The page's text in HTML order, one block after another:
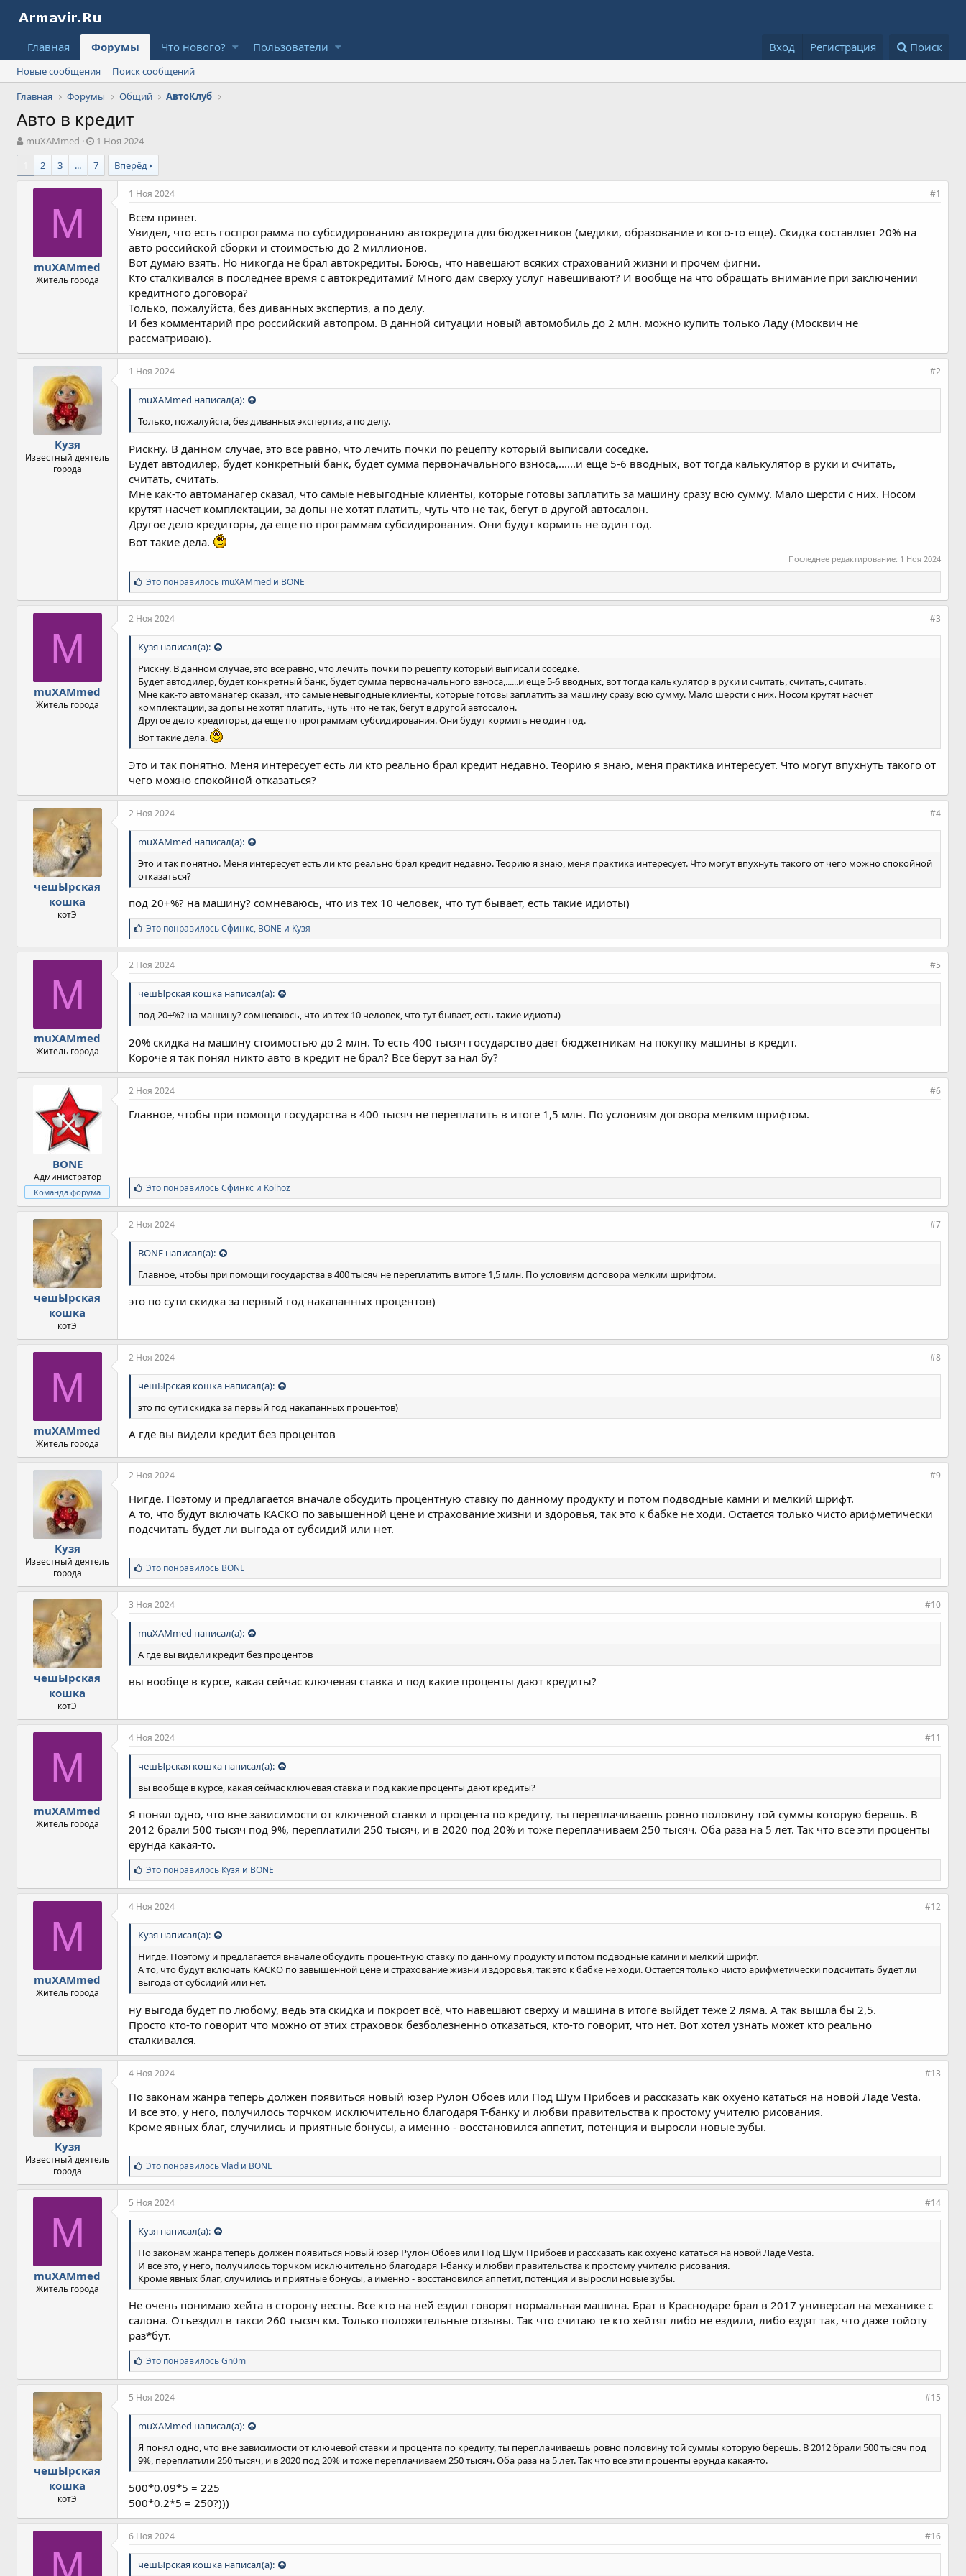
Главная Форумы Что нового? Пользователи Вход Регистрация Поиск
Новые сообщения
Поиск сообщений
Главная
Форумы Общий АвтоКлуб
Авто в кредит
А
в
о
muXAMmed
Д
а
т
а
н
а
1 Ноя 2024
2 3 ... 7 Вперёд
M
muXAMmed
Житель города
1 Ноя 2024 #1
Всем привет.
Увидел, что есть госпрограмма по субсидированию автокредита для бюджетников (медики, образование и кого-то еще). Скидка составляет 20% на
авто российской сборки и стоимостью до 2 миллионов.
Вот думаю взять. Но никогда не брал автокредиты. Боюсь, что навешают всяких страхований жизни и прочем фигни.
Кто сталкивался в последнее время с автокредитами? Много дам сверху услуг навешивают? И вообще на что обращать внимание при заключении
кредитного договора?
Только, пожалуйста, без диванных экспертиз, а по делу.
И без комментарий про российский автопром. В данной ситуации новый автомобиль до 2 млн. можно купить только Ладу (Москвич не
рассматриваю).
Кузя
Известный деятель
города
1 Ноя 2024 #2
muXAMmed написал(а):
Только, пожалуйста, без диванных экспертиз, а по делу.
Рискну. В данном случае, это все равно, что лечить почки по рецепту который выписали соседке.
Будет автодилер, будет конкретный банк, будет сумма первоначального взноса,......и еще 5-6 вводных, вот тогда калькулятор в руки и считать,
считать, считать.
Мне как-то автоманагер сказал, что самые невыгодные клиенты, которые готовы заплатить за машину сразу всю сумму. Мало шерсти с них. Носом
крутят насчет комплектации, за допы не хотят платить, чуть что не так, бегут в другой автосалон.
Другое дело кредиторы, да еще по программам субсидирования. Они будут кормить не один год.
Вот такие дела.
Последнее редактирование: 1 Ноя 2024
С
и
м
п
т
и
:
Это понравилось muXAMmed и BONE
M
muXAMmed
Житель города
2 Ноя 2024 #3
Кузя написал(а):
Рискну. В данном случае, это все равно, что лечить почки по рецепту который выписали соседке.
Будет автодилер, будет конкретный банк, будет сумма первоначального взноса,......и еще 5-6 вводных, вот тогда калькулятор в руки и считать, считать, считать.
Мне как-то автоманагер сказал, что самые невыгодные клиенты, которые готовы заплатить за машину сразу всю сумму. Мало шерсти с них. Носом крутят насчет
комплектации, за допы не хотят платить, чуть что не так, бегут в другой автосалон.
Другое дело кредиторы, да еще по программам субсидирования. Они будут кормить не один год.
Вот такие дела.
Это и так понятно. Меня интересует есть ли кто реально брал кредит недавно. Теорию я знаю, меня практика интересует. Что могут впухнуть такого от
чего можно спокойной отказаться?
чешЫрская
кошка
котЭ
2 Ноя 2024 #4
muXAMmed написал(а):
Это и так понятно. Меня интересует есть ли кто реально брал кредит недавно. Теорию я знаю, меня практика интересует. Что могут впухнуть такого от чего можно спокойной
отказаться?
под 20+%? на машину? сомневаюсь, что из тех 10 человек, что тут бывает, есть такие идиоты)
С
и
м
п
т
и
:
Это понравилосьСфинкс, BONE и Кузя
M
muXAMmed
Житель города
2 Ноя 2024 #5
чешЫрская кошка написал(а):
под 20+%? на машину? сомневаюсь, что из тех 10 человек, что тут бывает, есть такие идиоты)
20% скидка на машину стоимостью до 2 млн. То есть 400 тысяч государство дает бюджетникам на покупку машины в кредит.
Короче я так понял никто авто в кредит не брал? Все берут за нал бу?
BONE
Администратор
Команда форума
2 Ноя 2024 #6
Главное, чтобы при помощи государства в 400 тысяч не переплатить в итоге 1,5 млн. По условиям договора мелким шрифтом.
С
и
м
п
т
и
:
Это понравилосьСфинкс и Kolhoz
чешЫрская
кошка
котЭ
2 Ноя 2024 #7
BONE написал(а):
Главное, чтобы при помощи государства в 400 тысяч не переплатить в итоге 1,5 млн. По условиям договора мелким шрифтом.
это по сути скидка за первый год накапанных процентов)
M
muXAMmed
Житель города
2 Ноя 2024 #8
чешЫрская кошка написал(а):
это по сути скидка за первый год накапанных процентов)
А где вы видели кредит без процентов
Кузя
Известный деятель
города
2 Ноя 2024 #9
Нигде. Поэтому и предлагается вначале обсудить процентную ставку по данному продукту и потом подводные камни и мелкий шрифт.
А то, что будут включать КАСКО по завышенной цене и страхование жизни и здоровья, так это к бабке не ходи. Остается только чисто арифметически
подсчитать будет ли выгода от субсидий или нет.
С
и
м
п
т
и
:
Это понравилось BONE
чешЫрская
кошка
котЭ
3 Ноя 2024 #10
muXAMmed написал(а):
А где вы видели кредит без процентов
вы вообще в курсе, какая сейчас ключевая ставка и под какие проценты дают кредиты?
M
muXAMmed
Житель города
4 Ноя 2024 #11
чешЫрская кошка написал(а):
вы вообще в курсе, какая сейчас ключевая ставка и под какие проценты дают кредиты?
Я понял одно, что вне зависимости от ключевой ставки и процента по кредиту, ты переплачиваешь ровно половину той суммы которую берешь. В
2012 брали 500 тысяч под 9%, переплатили 250 тысяч, и в 2020 под 20% и тоже переплачиваем 250 тысяч. Оба раза на 5 лет. Так что все эти проценты
ерунда какая-то.
С
и
м
п
т
и
:
Это понравилось Кузя и BONE
M
muXAMmed
Житель города
4 Ноя 2024 #12
Кузя написал(а):
Нигде. Поэтому и предлагается вначале обсудить процентную ставку по данному продукту и потом подводные камни и мелкий шрифт.
А то, что будут включать КАСКО по завышенной цене и страхование жизни и здоровья, так это к бабке не ходи. Остается только чисто арифметически подсчитать будет ли
выгода от субсидий или нет.
ну выгода будет по любому, ведь эта скидка и покроет всё, что навешают сверху и машина в итоге выйдет теже 2 ляма. А так вышла бы 2,5.
Просто кто-то говорит что можно от этих страховок безболезненно отказаться, кто-то говорит, что нет. Вот хотел узнать может кто реально
сталкивался.
Кузя
Известный деятель
города
4 Ноя 2024 #13
По законам жанра теперь должен появиться новый юзер Рулон Обоев или Под Шум Прибоев и рассказать как охуено кататься на новой Ладе Vesta.
И все это, у него, получилось торчком исключительно благодаря Т-банку и любви правительства к простому учителю рисования.
Кроме явных благ, случились и приятные бонусы, а именно - восстановился аппетит, потенция и выросли новые зубы.
С
и
м
п
т
и
:
Это понравилосьVlad и BONE
M
muXAMmed
Житель города
5 Ноя 2024 #14
Кузя написал(а):
По законам жанра теперь должен появиться новый юзер Рулон Обоев или Под Шум Прибоев и рассказать как охуено кататься на новой Ладе Vesta.
И все это, у него, получилось торчком исключительно благодаря Т-банку и любви правительства к простому учителю рисования.
Кроме явных благ, случились и приятные бонусы, а именно - восстановился аппетит, потенция и выросли новые зубы.
Не очень понимаю хейта в сторону весты. Все кто на ней ездил говорят нормальная машина. Брат в Краснодаре брал в 2017 универсал на механике с
салона. Отъездил в такси 260 тысяч км. Только положительные отзывы. Так что считаю те кто хейтят либо не ездили, либо ездят так, что даже тойоту
раз*бут.
С
и
м
п
т
и
:
Это понравилосьGn0m
чешЫрская
кошка
котЭ
5 Ноя 2024 #15
muXAMmed написал(а):
Я понял одно, что вне зависимости от ключевой ставки и процента по кредиту, ты переплачиваешь ровно половину той суммы которую берешь. В 2012 брали 500 тысяч под
9%, переплатили 250 тысяч, и в 2020 под 20% и тоже переплачиваем 250 тысяч. Оба раза на 5 лет. Так что все эти проценты ерунда какая-то.
500*0.09*5 = 225
500*0.2*5 = 250?)))
M
6 Ноя 2024 #16
чешЫрская кошка написал(а):